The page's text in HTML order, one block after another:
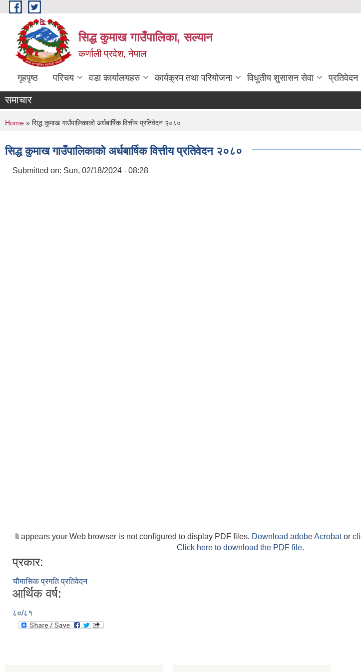
Skip to main content
सिद्ध कुमाख गाउँपालिका, सल्यान
कर्णाली प्रदेश, नेपाल
गृहपृष्ठ परिचय वडा कार्यालयहरु कार्यक्रम तथा परियोजना विधुतीय शुसासन सेवा प्रतिवेदन
समाचार
You are here
Home » सिद्ध कुमाख गाउँपालिकाको अर्धबार्षिक वित्तीय प्रतिवेदन २०८०
सिद्ध कुमाख गाउँपालिकाको अर्धबार्षिक वित्तीय प्रतिवेदन २०८०
Submitted on: Sun, 02/18/2024 - 08:28
It appears your Web browser is not configured to display PDF files. Download adobe Acrobator
Click here to download the PDF file.
प्रकार:
चौमासिक प्रगति प्रतिवेदन
आर्थिक वर्ष:
८०/८१